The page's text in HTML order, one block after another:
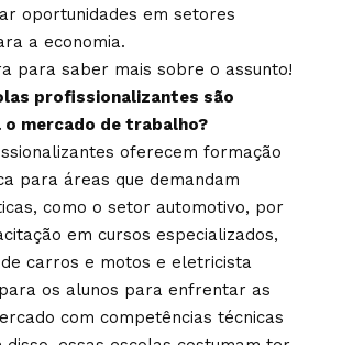
oportunidades em setores
a economia.
para saber mais sobre o assunto!
profissionalizantes são
o mercado de trabalho?
oferecem formação
para áreas que demandam
como o setor automotivo, por
em cursos especializados,
carros e motos e eletricista
os alunos para enfrentar as
com competências técnicas